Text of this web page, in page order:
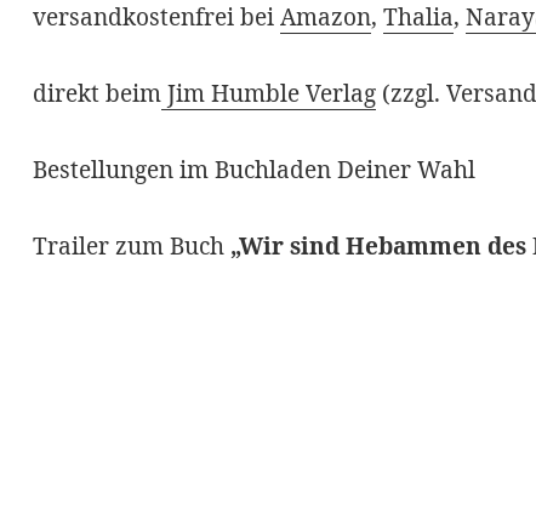
versandkostenfrei beiAmazon,Thalia,
direkt beimJim Humble Verlag (zzgl.
Bestellungen im Buchladen Deiner Wahl
Trailer zum Buch „Wir sind Hebammen des